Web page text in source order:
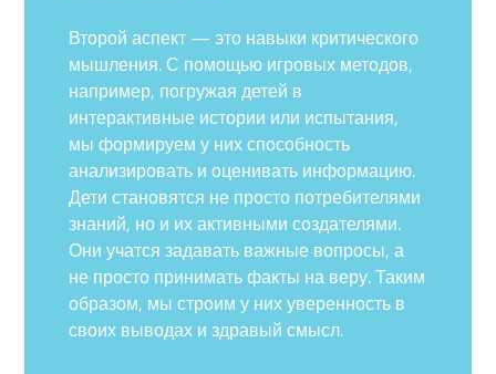
Второй аспект — это навыки критического
мышления. С помощью игровых методов,
например, погружая детей в
интерактивные истории или испытания,
мы формируем у них способность
анализировать и оценивать информацию.
Дети становятся не просто потребителями
знаний, но и их активными создателями.
Они учатся задавать важные вопросы, а
не просто принимать факты на веру. Таким
образом, мы строим у них уверенность в
своих выводах и здравый смысл.